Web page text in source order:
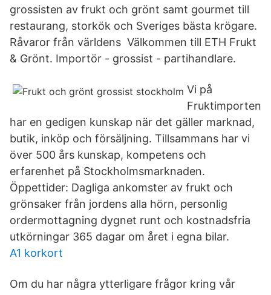
grossisten av frukt och grönt samt gourmet till
restaurang, storkök och Sveriges bästa krögare.
Råvaror från världens Välkommen till ETH Frukt
& Grönt. Importör - grossist - partihandlare.
Vi på
Fruktimporten
har en gedigen kunskap när det gäller marknad,
butik, inköp och försäljning. Tillsammans har vi
över 500 års kunskap, kompetens och
erfarenhet på Stockholmsmarknaden.
Öppettider: Dagliga ankomster av frukt och
grönsaker från jordens alla hörn, personlig
ordermottagning dygnet runt och kostnadsfria
utkörningar 365 dagar om året i egna bilar.
A1 korkort
Om du har några ytterligare frågor kring vår